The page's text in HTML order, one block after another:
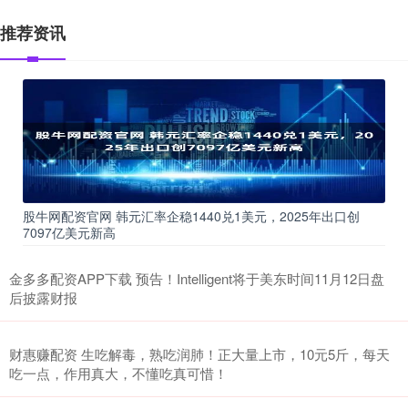
推荐资讯
股牛网配资官网 韩元汇率企稳1440兑1美元，2025年出口创
7097亿美元新高
金多多配资APP下载 预告！Intelligent将于美东时间11月12日盘
后披露财报
财惠赚配资 生吃解毒，熟吃润肺！正大量上市，10元5斤，每天
吃一点，作用真大，不懂吃真可惜！